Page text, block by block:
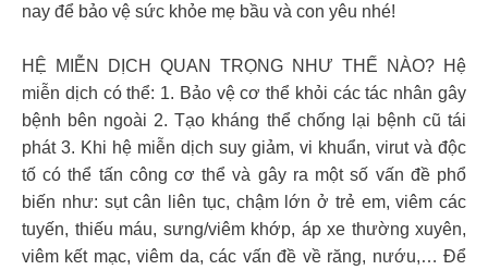
nay để bảo vệ sức khỏe mẹ bầu và con yêu nhé!
HỆ MIỄN DỊCH QUAN TRỌNG NHƯ THẾ NÀO? Hệ
miễn dịch có thể: 1. Bảo vệ cơ thể khỏi các tác nhân gây
bệnh bên ngoài 2. Tạo kháng thể chống lại bệnh cũ tái
phát 3. Khi hệ miễn dịch suy giảm, vi khuẩn, virut và độc
tố có thể tấn công cơ thể và gây ra một số vấn đề phổ
biến như: sụt cân liên tục, chậm lớn ở trẻ em, viêm các
tuyến, thiếu máu, sưng/viêm khớp, áp xe thường xuyên,
viêm kết mạc, viêm da, các vấn đề về răng, nướu,… Để